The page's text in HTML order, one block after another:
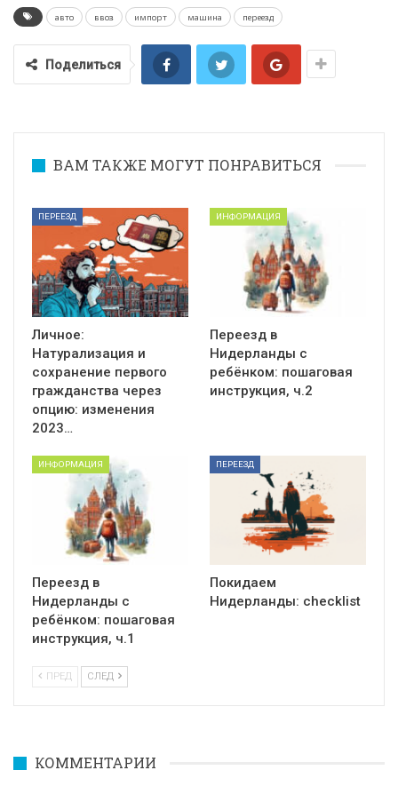
авто ввоз импорт машина переезд
Поделиться
ВАМ ТАКЖЕ МОГУТ ПОНРАВИТЬСЯ
ПЕРЕЕЗД
Личное:
Натурализация и
сохранение первого
гражданства через
опцию: изменения
2023…
ИНФОРМАЦИЯ
Переезд в
Нидерланды с
ребёнком: пошаговая
инструкция, ч.2
ИНФОРМАЦИЯ
Переезд в
Нидерланды с
ребёнком: пошаговая
инструкция, ч.1
ПЕРЕЕЗД
Покидаем
Нидерланды: checklist
ПРЕД СЛЕД
КОММЕНТАРИИ